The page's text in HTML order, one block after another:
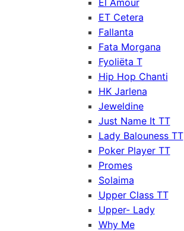
El Amour
ET Cetera
Fallanta
Fata Morgana
Fyoliëta T
Hip Hop Chanti
HK Jarlena
Jeweldine
Just Name It TT
Lady Balouness TT
Poker Player TT
Promes
Solaima
Upper Class TT
Upper- Lady
Why Me